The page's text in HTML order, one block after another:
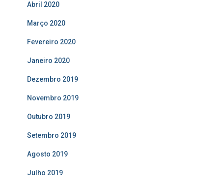
Abril 2020
Março 2020
Fevereiro 2020
Janeiro 2020
Dezembro 2019
Novembro 2019
Outubro 2019
Setembro 2019
Agosto 2019
Julho 2019